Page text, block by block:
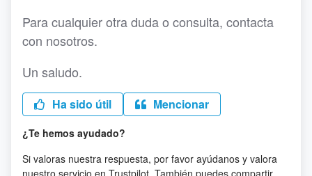
Para cualquier otra duda o consulta, contacta
con nosotros.
Un saludo.
Ha sido útil Mencionar
¿Te hemos ayudado?
Si valoras nuestra respuesta, por favor ayúdanos y valora
nuestro servicio en Trustpilot. También puedes compartir